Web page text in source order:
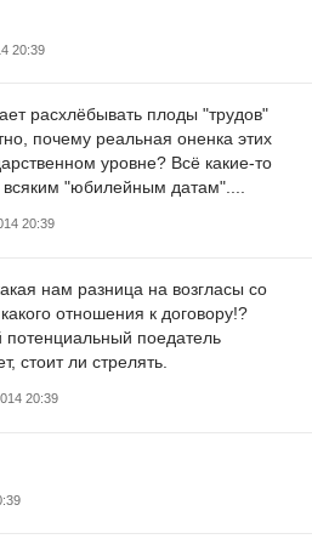
20:39
расхлёбывать плоды "трудов"
почему реальная оненка этих
уровне? Всё какие-то
"юбилейным датам"....
20:39
нам разница на возгласы со
отношения к договору!?
потенциальный поедатель
стоит ли стрелять.
20:39